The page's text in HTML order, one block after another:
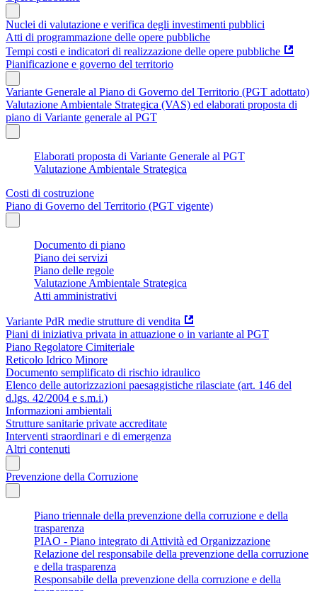
Nuclei di valutazione e verifica degli investimenti pubblici
Atti di programmazione delle opere pubbliche
Tempi costi e indicatori di realizzazione delle opere pubbliche
Pianificazione e governo del territorio
Variante Generale al Piano di Governo del Territorio (PGT adottato)
Valutazione Ambientale Strategica (VAS) ed elaborati proposta di
piano di Variante generale al PGT
Elaborati proposta di Variante Generale al PGT
Valutazione Ambientale Strategica
Costi di costruzione
Piano di Governo del Territorio (PGT vigente)
Documento di piano
Piano dei servizi
Piano delle regole
Valutazione Ambientale Strategica
Atti amministrativi
Variante PdR medie strutture di vendita
Piani di iniziativa privata in attuazione o in variante al PGT
Piano Regolatore Cimiteriale
Reticolo Idrico Minore
Documento semplificato di rischio idraulico
Elenco delle autorizzazioni paesaggistiche rilasciate (art. 146 del
d.lgs. 42/2004 e s.m.i.)
Informazioni ambientali
Strutture sanitarie private accreditate
Interventi straordinari e di emergenza
Altri contenuti
Prevenzione della Corruzione
Piano triennale della prevenzione della corruzione e della
trasparenza
PIAO - Piano integrato di Attività ed Organizzazione
Relazione del responsabile della prevenzione della corruzione
e della trasparenza
Responsabile della prevenzione della corruzione e della